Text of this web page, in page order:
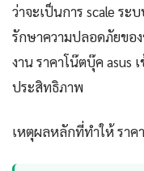
ว่าจะเป็นการ scale ระ
รักษาความปลอดภัยขอ
งาน ราคาโน๊ตบุ๊ค asus
ประสิทธิภาพ
เหตุผลหลักที่ทำให้ ราค